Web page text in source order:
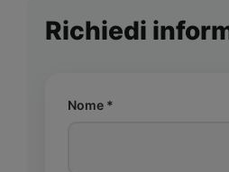
Richiedi
Nome *